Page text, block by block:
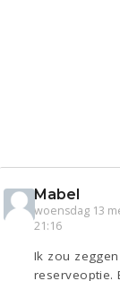
Mabel
woensdag 13
21:16
Ik zou
reserveoptie.